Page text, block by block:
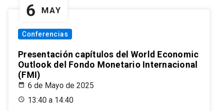
6 MAY
Conferencias
Presentación capítulos del World Economic
Outlook del Fondo Monetario Internacional
(FMI)
6 de Mayo de 2025
13:40 a 14:40